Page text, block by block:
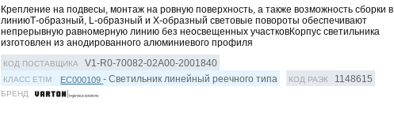
Крепление на подвесы, монтаж на ровную поверхность, а также возможность сборки в
линиюТ-образный, L-образный и Х-образный световые повороты обеспечивают
непрерывную равномерную линию без неосвещенных участковКорпус светильника
изготовлен из анодированного алюминиевого профиля
КОД ПОСТАВЩИКА V1-R0-70082-02A00-2001840
КЛАСС ETIM EC000109- Светильник линейный реечного типа КОД РАЭК 1148615
БРЕНД